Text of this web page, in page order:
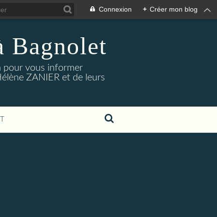
Connexion + Créer mon blog
Bagnolet
pour vous informer
ZANIER et de leurs